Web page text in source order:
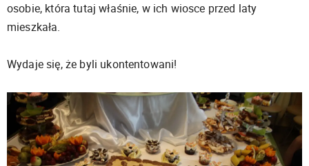
osobie, która tutaj właśnie, w ich wiosce przed laty
mieszkała.
Wydaje się, że byli ukontentowani!